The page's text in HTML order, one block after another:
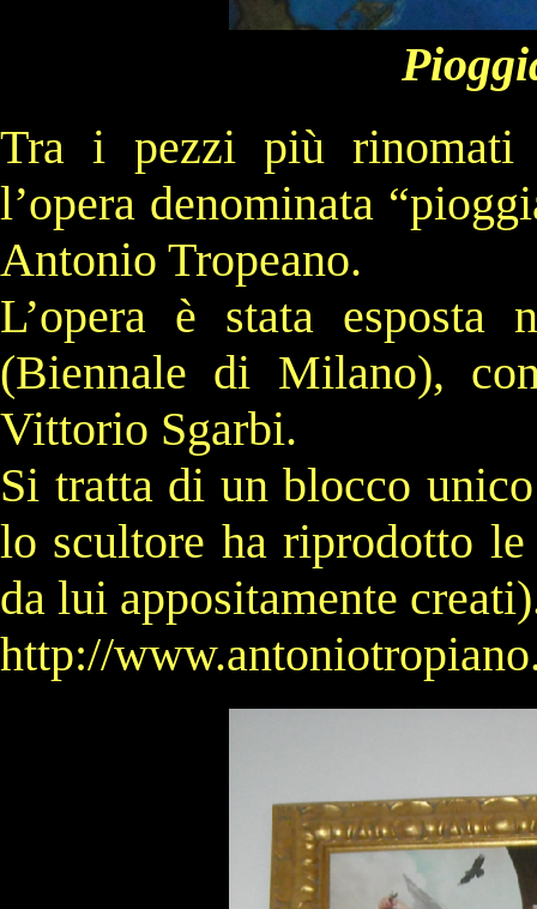
P
Tra i pezzi più
l’opera denominata
Antonio Tropeano.
L’opera è stata esposta
(Biennale di Milano),
Vittorio Sgarbi.
Si tratta di un blocco
lo scultore ha riprodotto
da lui appositamente
http://